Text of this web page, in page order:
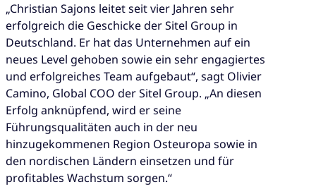
„Christian Sajons leitet seit vier Jahren sehr
erfolgreich die Geschicke der Sitel Group in
Deutschland. Er hat das Unternehmen auf ein
neues Level gehoben sowie ein sehr engagiertes
und erfolgreiches Team aufgebaut“, sagt Olivier
Camino, Global COO der Sitel Group. „An diesen
Erfolg anknüpfend, wird er seine
Führungsqualitäten auch in der neu
hinzugekommenen Region Osteuropa sowie in
den nordischen Ländern einsetzen und für
profitables Wachstum sorgen.“